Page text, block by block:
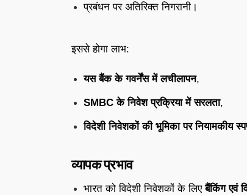
प्रबंधन पर अतिरिक्त निगरानी।
इससे होगा लाभ:
यस बैंक के गवर्नेंस में लचीलापन,
SMBC के निवेश प्रक्रिया में सरलता,
विदेशी निवेशकों की भूमिका पर नियामकीय
व्यापक प्रभाव
भारत को विदेशी निवेशकों के लिएबैंकिंग एवं